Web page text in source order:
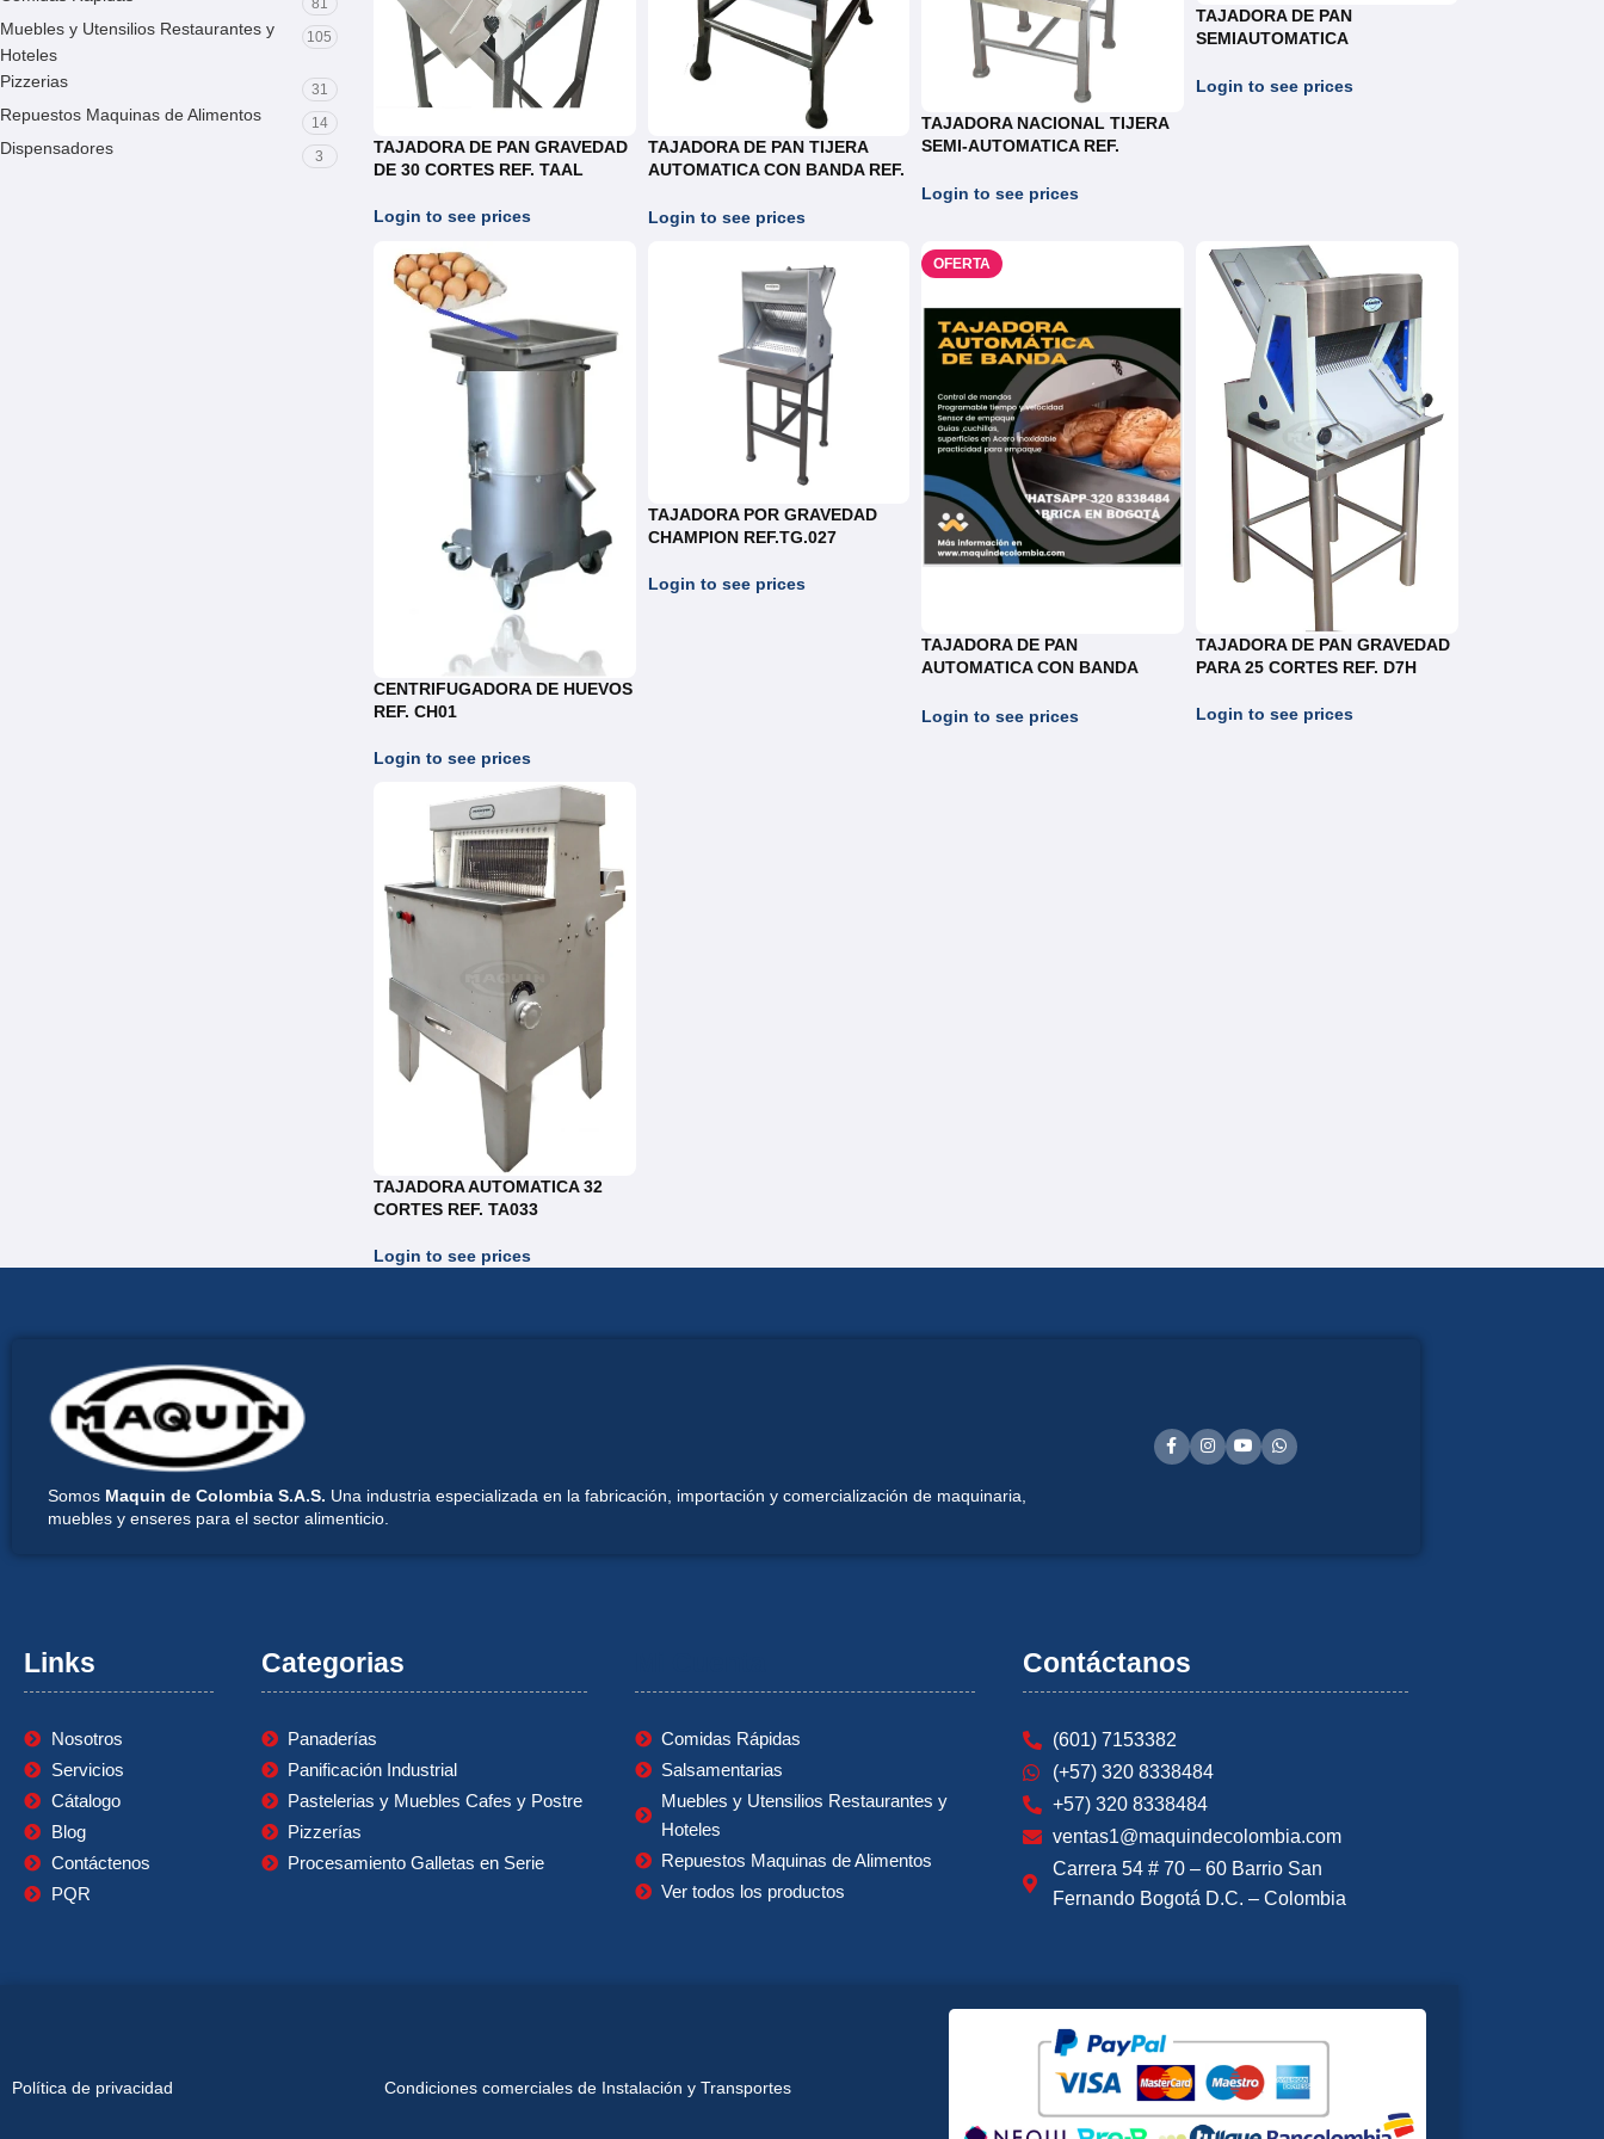
81
Muebles y Utensilios Restaurantes y
Hoteles
105
Pizzerias 31
Repuestos Maquinas de Alimentos 14
Dispensadores 3
TAJADORA DE PAN GRAVEDAD
DE 30 CORTES REF. TAAL
Login to see prices
TAJADORA DE PAN TIJERA
AUTOMATICA CON BANDA REF.
Login to see prices
TAJADORA NACIONAL TIJERA
SEMI-AUTOMATICA REF.
Login to see prices
TAJADORA DE PAN
SEMIAUTOMATICA
TS.019/TS.027/TS.031
Login to see prices
CENTRIFUGADORA DE HUEVOS
REF. CH01
Login to see prices
TAJADORA POR GRAVEDAD
CHAMPION REF.TG.027
Login to see prices
OFERTA
TAJADORA DE PAN
AUTOMATICA CON BANDA
Login to see prices
TAJADORA DE PAN GRAVEDAD
PARA 25 CORTES REF. D7H
Login to see prices
TAJADORA AUTOMATICA 32
CORTES REF. TA033
Login to see prices
Somos Maquin de Colombia S.A.S. Una industria especializada en la fabricación, importación y comercialización de maquinaria,
muebles y enseres para el sector alimenticio.
Links
Nosotros
Servicios
Cátalogo
Blog
Contáctenos
PQR
Categorias
Panaderías
Panificación Industrial
Pastelerias y Muebles Cafes y Postre
Pizzerías
Procesamiento Galletas en Serie
Comidas Rápidas
Salsamentarias
Muebles y Utensilios Restaurantes y
Hoteles
Repuestos Maquinas de Alimentos
Ver todos los productos
Contáctanos
(601) 7153382
(+57) 320 8338484
+57) 320 8338484
ventas1@maquindecolombia.com
Carrera 54 # 70 – 60 Barrio San
Fernando Bogotá D.C. – Colombia
Política de privacidad Condiciones comerciales de Instalación y Transportes